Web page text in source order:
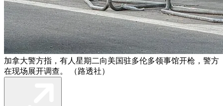
加拿大警方指，有人星期二向美国驻多伦多领事馆开枪，警方
在现场展开调查。 （路透社）